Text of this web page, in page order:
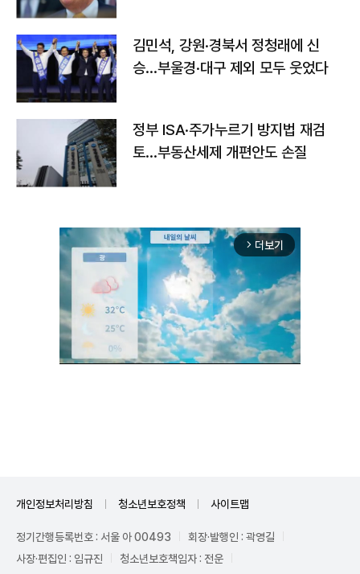
김민석, 강원·경북서 정청래에 신
승…부울경·대구 제외 모두 웃었다
정부 ISA·주가누르기 방지법 재검
토…부동산세제 개편안도 손질
arrow_forward_ios 더보기
개인정보처리방침 청소년보호정책 사이트맵
정기간행등록번호 : 서울 아 00493
회장·발행인 : 곽영길
사장·편집인 : 임규진
청소년보호책임자 : 전운